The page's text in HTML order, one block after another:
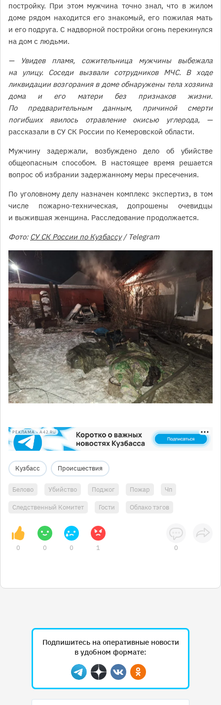
постройку. При этом мужчина точно знал, что в жилом
доме рядом находится его знакомый, его пожилая мать
и его подруга. С надворной постройки огонь перекинулся
на дом с людьми.
— Увидев пламя, сожительница мужчины выбежала
на улицу. Соседи вызвали сотрудников МЧС. В ходе
ликвидации возгорания в доме обнаружены тела хозяина
дома и его матери без признаков жизни.
По предварительным данным, причиной смерти
погибших явилось отравление окисью углерода, —
рассказали в СУ СК России по Кемеровской области.
Мужчину задержали, возбуждено дело об убийстве
общеопасным способом. В настоящее время решается
вопрос об избрании задержанному меры пресечения.
По уголовному делу назначен комплекс экспертиз, в том
числе пожарно-техническая, допрошены очевидцы
и выжившая женщина. Расследование продолжается.
Фото: СУ СК России по Кузбассу/ Telegram
РЕКЛАМА • A42.RU
Кузбасс Происшествия
Белово Убийство Поджог Пожар Чп
Следственный Комитет Гости Облако тэгов
0 0 0 1 0
Подпишитесь на оперативные новости
в удобном формате:
Telegram
ДзенВконтактеОдноклассники